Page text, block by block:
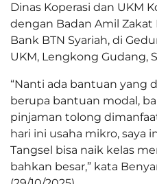
Dinas Koperasi dan UKM
dengan Badan Amil Zakat
Bank BTN Syariah, di
UKM, Lengkong Gudang,
“Nanti ada bantuan yang
berupa bantuan modal,
pinjaman tolong
hari ini usaha mikro, saya
Tangsel bisa naik kelas
bahkan besar,” kata